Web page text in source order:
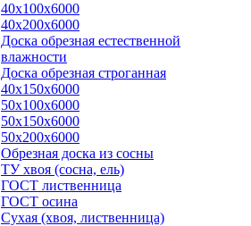
40х100х6000
40х200х6000
Доска обрезная естественной
влажности
Доска обрезная строганная
40х150х6000
50х100х6000
50х150х6000
50х200х6000
Обрезная доска из сосны
ТУ хвоя (сосна, ель)
ГОСТ лиственница
ГОСТ осина
Сухая (хвоя, лиственница)